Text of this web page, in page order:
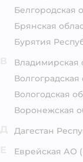
Белгородская
Брянская
Бурятия
Владимирская
Волгоградская
Вологодская
Воронежская
Дагестан
Еврейская АО